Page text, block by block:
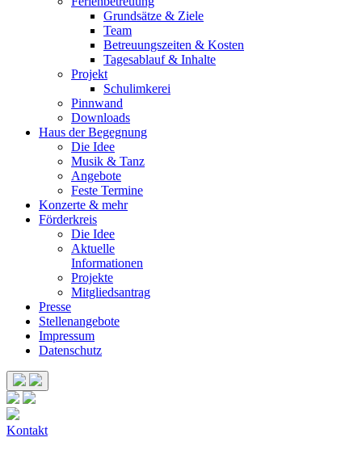
Grundsätze & Ziele
Team
Betreuungszeiten & Kosten
Tagesablauf & Inhalte
Projekt
Schulimkerei
Pinnwand
Downloads
Haus der Begegnung
Die Idee
Musik & Tanz
Angebote
Feste Termine
Konzerte & mehr
Förderkreis
Die Idee
Aktuelle
Informationen
Projekte
Mitgliedsantrag
Presse
Stellenangebote
Impressum
Datenschutz
Kontakt